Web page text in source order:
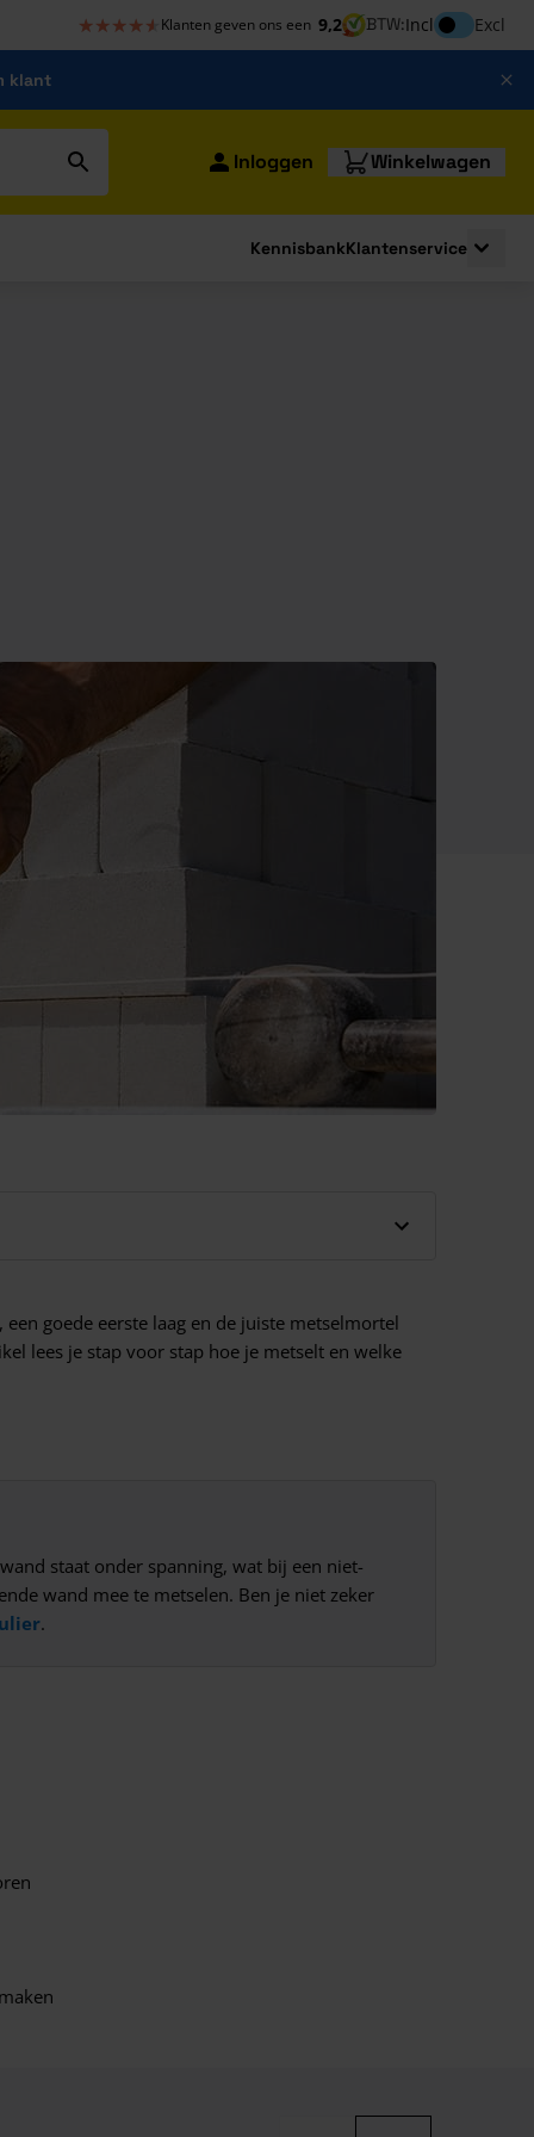
★★★★★
★★★★★ Klanten geven ons een 9,2 BTW:InclInclusief btw
Excl
klant
Inloggen Winkelwagen
for Bouwshop
KennisbankKlantenservice
goede eerste laag en de juiste metselmortel
lees je stap voor stap hoe je metselt en welke
staat onder spanning, wat bij een niet-
wand mee te metselen. Ben je niet zeker
.